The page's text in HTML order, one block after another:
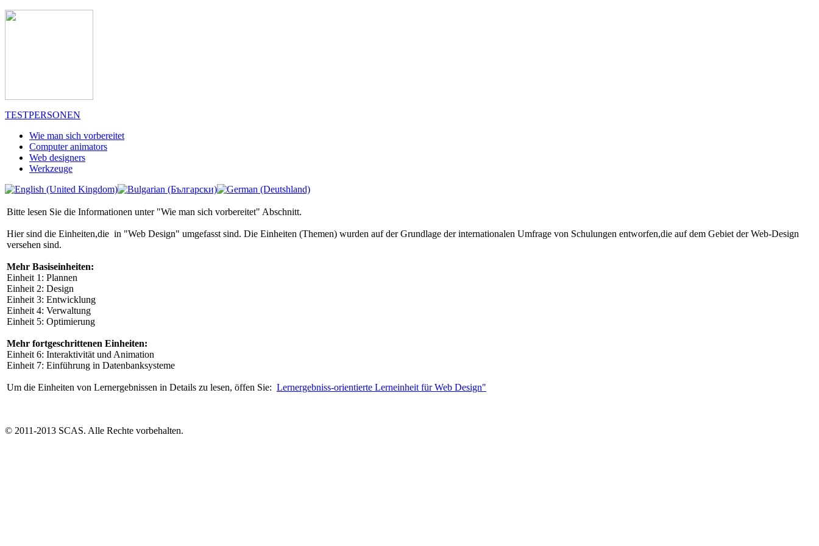
TESTPERSONEN
Wie man sich vorbereitet
Computer animators
Web designers
Werkzeuge
Bitte lesen Sie die Informationen unter "Wie man sich vorbereitet" Abschnitt.
Hier sind die Einheiten,die in "Web Design" umgefasst sind. Die Einheiten (Themen) wurden auf der Grundlage der internationalen Umfrage von Schulungen entworfen,die auf dem Gebiet der Web-Design
versehen sind.
Mehr Basiseinheiten:
Einheit 1: Plannen
Einheit 2: Design
Einheit 3: Entwicklung
Einheit 4: Verwaltung
Einheit 5: Optimierung
Mehr fortgeschrittenen Einheiten:
Einheit 6: Interaktivität und Animation
Einheit 7: Einführung in Datenbanksysteme
Um die Einheiten von Lernergebnissen in Details zu lesen, öffen Sie: Lernergebniss-orientierte Lerneinheit für Web Design"
© 2011-2013 SCAS. Alle Rechte vorbehalten.